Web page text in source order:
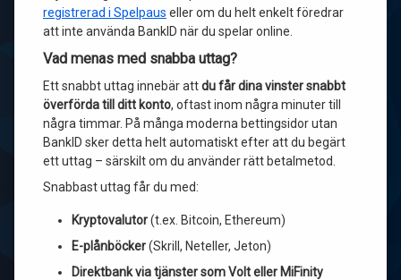
registrerad i Spelpaus eller om du helt enkelt föredrar
att inte använda BankID när du spelar online.
Vad menas med snabba uttag?
Ett snabbt uttag innebär attdu får dina vinster snabbt
överförda till ditt konto, oftast inom några minuter till
några timmar. På många moderna bettingsidor utan
BankID sker detta helt automatiskt efter att du begärt
ett uttag – särskilt om du använder rätt betalmetod.
Snabbast uttag får du med:
Kryptovalutor(t.ex. Bitcoin, Ethereum)
E-plånböcker(Skrill, Neteller, Jeton)
Direktbank via tjänster som Volt eller MiFinity